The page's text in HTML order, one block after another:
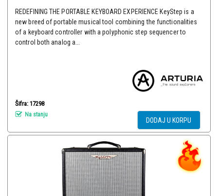
REDEFINING THE PORTABLE KEYBOARD EXPERIENCE KeyStep is a
new breed of portable musical tool combining the functionalities
of a keyboard controller with a polyphonic step sequencer to
control both analog a...
Šifra: 17298
Na stanju
DODAJ U KORPU